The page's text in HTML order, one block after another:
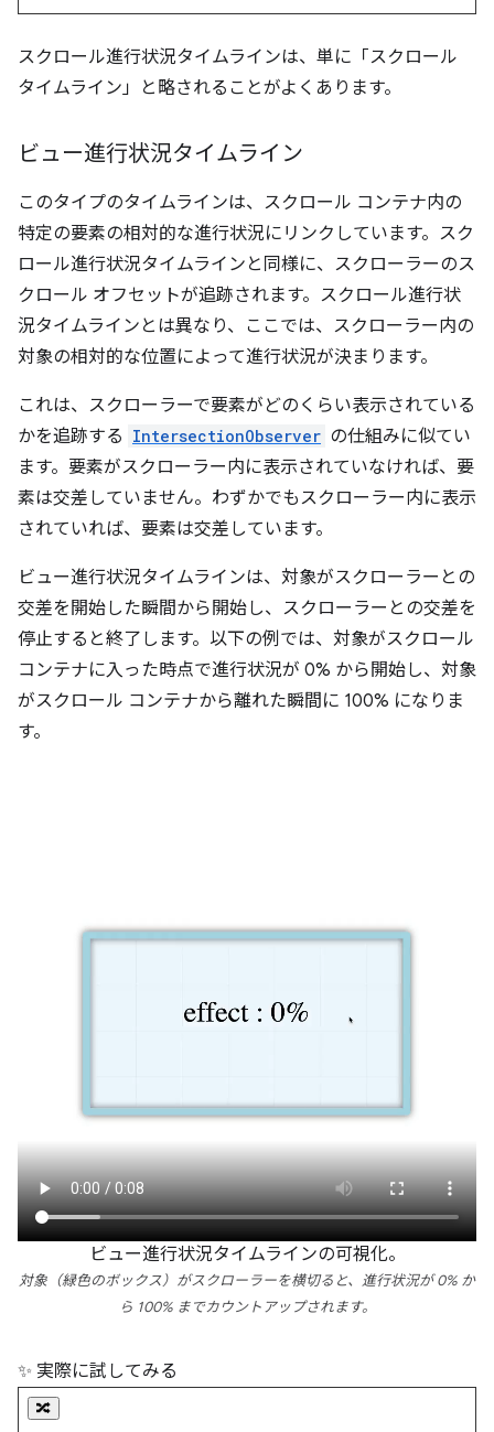
スクロール進行状況タイムラインは、単に「スクロール
タイムライン」と略されることがよくあります。
ビュー進行状況タイムライン
このタイプのタイムラインは、スクロール コンテナ内の
特定の要素の相対的な進行状況にリンクしています。スク
ロール進行状況タイムラインと同様に、スクローラーのス
クロール オフセットが追跡されます。スクロール進行状
況タイムラインとは異なり、ここでは、スクローラー内の
対象の相対的な位置によって進行状況が決まります。
これは、スクローラーで要素がどのくらい表示されている
かを追跡する IntersectionObserver の仕組みに似てい
ます。要素がスクローラー内に表示されていなければ、要
素は交差していません。わずかでもスクローラー内に表示
されていれば、要素は交差しています。
ビュー進行状況タイムラインは、対象がスクローラーとの
交差を開始した瞬間から開始し、スクローラーとの交差を
停止すると終了します。以下の例では、対象がスクロール
コンテナに入った時点で進行状況が 0% から開始し、対象
がスクロール コンテナから離れた瞬間に 100% になりま
す。
ビュー進行状況タイムラインの可視化。
対象（緑色のボックス）がスクローラーを横切ると、進行状況が 0% か
ら 100% までカウントアップされます。
✨ 実際に試してみる